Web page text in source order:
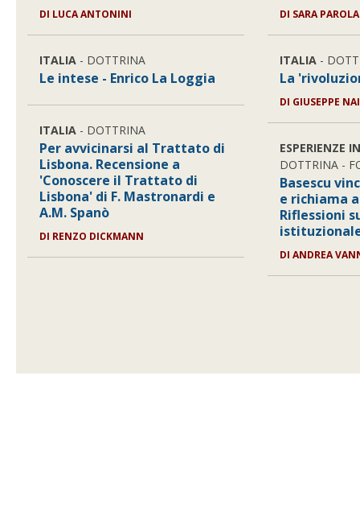
DI LUCA ANTONINI
ITALIA - DOTTRINA
Le intese - Enrico La Loggia
ITALIA - DOTTRINA
Per avvicinarsi al Trattato di
Lisbona. Recensione a
'Conoscere il Trattato di
Lisbona' di F. Mastronardi e
A.M. Spanò
DI RENZO DICKMANN
DI SARA
ITALIA -
La
DI GIUSEPPE
ESPERIENZE
DOTTRINA -
Basescu
e richiama
Riflessioni
DI ANDREA